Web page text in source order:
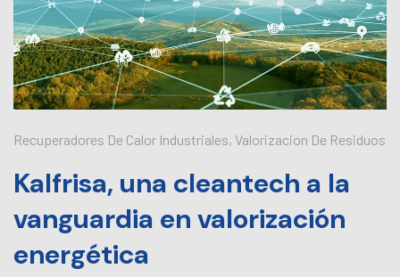
Recuperadores De Calor Industriales, Valorizacion De Residuos
Kalfrisa, una cleantech a la
vanguardia en valorización
energética